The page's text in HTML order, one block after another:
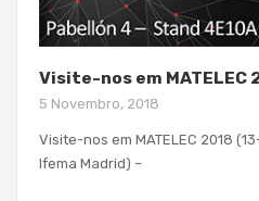
Visite-nos em MATELEC
5 Novembro, 2018
Visite-nos em MATELEC 2018
Ifema Madrid) –